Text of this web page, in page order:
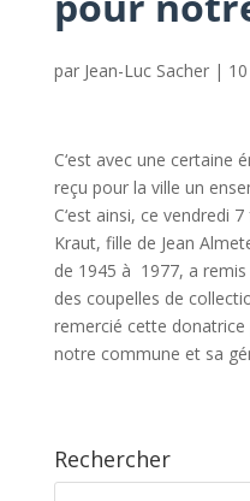
par Jean-Luc Sacher|
C‘est avec une certaine
reçu pour la ville un
C‘est ainsi, ce vendredi
Kraut, fille de Jean
de 1945 à 1977, a
des coupelles de
remercié cette
notre commune et sa
Rechercher